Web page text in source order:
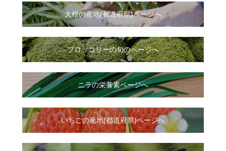
大根の産地(都道府県)ページへ
ブロッコリーの旬のページへ
ニラの栄養素ページへ
いちごの産地(都道府県)ページへ